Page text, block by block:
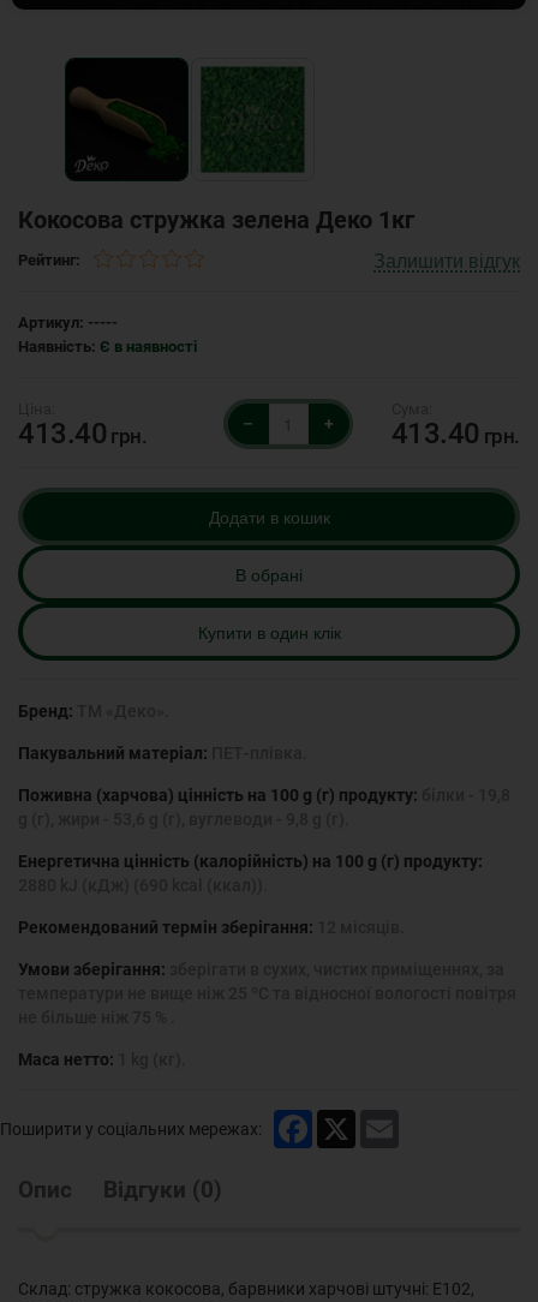
Кокосова стружка зелена Деко 1кг
Рейтинг: Залишити відгук
Артикул: -----
Наявність: Є в наявності
413.40 грн.
– + 413.40 грн.
Додати в кошик
В обрані
Купити в один клік
Бренд:
Пакувальний матеріал:
Поживна (харчова) цінність на 100 g (г) продукту:
Енергетична цінність (калорійність) на 100 g (г) продукту:
Рекомендований термін зберігання:
Умови зберігання:
Маса нетто:
Поширити у соціальних мережах: Facebook
Опис Відгуки (0)
Склад: стружка кокосова, барвники харчові штучні: Е102,